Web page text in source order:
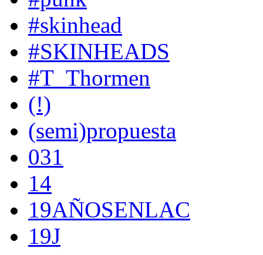
#skinhead
#SKINHEADS
#T_Thormen
(!)
(semi)propuesta
031
14
19AÑOSENLAC
19J